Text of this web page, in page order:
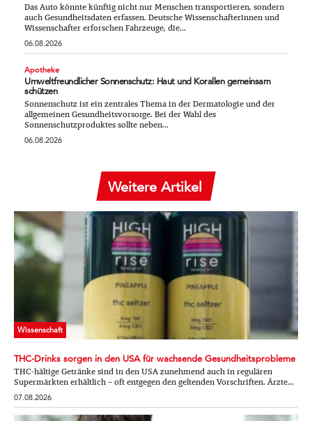
Das Auto könnte künftig nicht nur Menschen transportieren, sondern
auch Gesundheitsdaten erfassen. Deutsche Wissenschafterinnen und
Wissenschafter erforschen Fahrzeuge, die...
06.08.2026
Apotheke
Umweltfreundlicher Sonnenschutz: Haut und Korallen gemeinsam
schützen
Sonnenschutz ist ein zentrales Thema in der Dermatologie und der
allgemeinen Gesundheitsvorsorge. Bei der Wahl des
Sonnenschutzproduktes sollte neben...
06.08.2026
Weitere Artikel
Wissenschaft
THC-Drinks sorgen in den USA für wachsende Gesundheitsprobleme
THC-hältige Getränke sind in den USA zunehmend auch in regulären
Supermärkten erhältlich – oft entgegen den geltenden Vorschriften. Ärzte...
07.08.2026